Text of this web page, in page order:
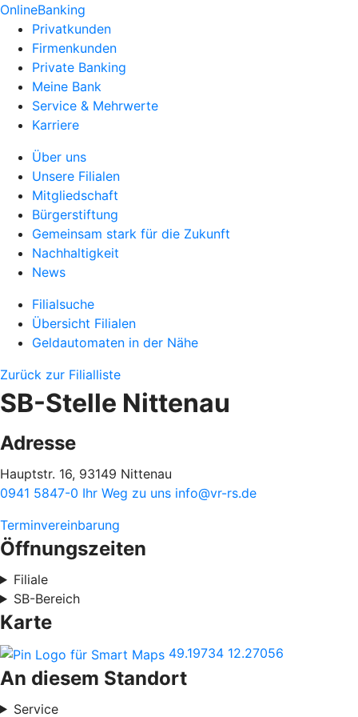
OnlineBanking
Privatkunden
Firmenkunden
Private Banking
Meine Bank
Service & Mehrwerte
Karriere
Über uns
Unsere Filialen
Mitgliedschaft
Bürgerstiftung
Gemeinsam stark für die Zukunft
Nachhaltigkeit
News
Filialsuche
Übersicht Filialen
Geldautomaten in der Nähe
Zurück zur Filialliste
SB-Stelle Nittenau
Adresse
Hauptstr. 16, 93149 Nittenau
0941 5847-0 Ihr Weg zu uns info@vr-rs.de
Terminvereinbarung
Öffnungszeiten
Filiale
SB-Bereich
Karte
49.19734 12.27056
An diesem Standort
Service